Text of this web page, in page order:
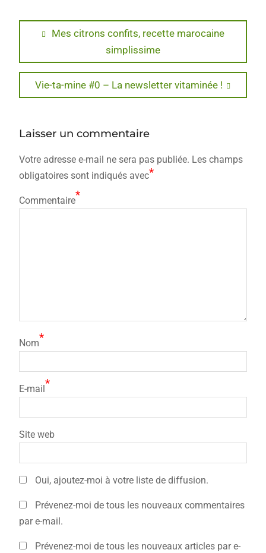
Navigation
l’article
Previous
Mes citrons confits, recette marocaine
simplissime
Next
post:
Vie-ta-mine #0 – La newsletter vitaminée !
Laisser un commentaire
Votre adresse e-mail ne sera pas publiée. Les champs
obligatoires sont indiqués avec*
Commentaire*
Nom*
E-mail*
Site web
Oui, ajoutez-moi à votre liste de diffusion.
Prévenez-moi de tous les nouveaux commentaires
par e-mail.
Prévenez-moi de tous les nouveaux articles par e-